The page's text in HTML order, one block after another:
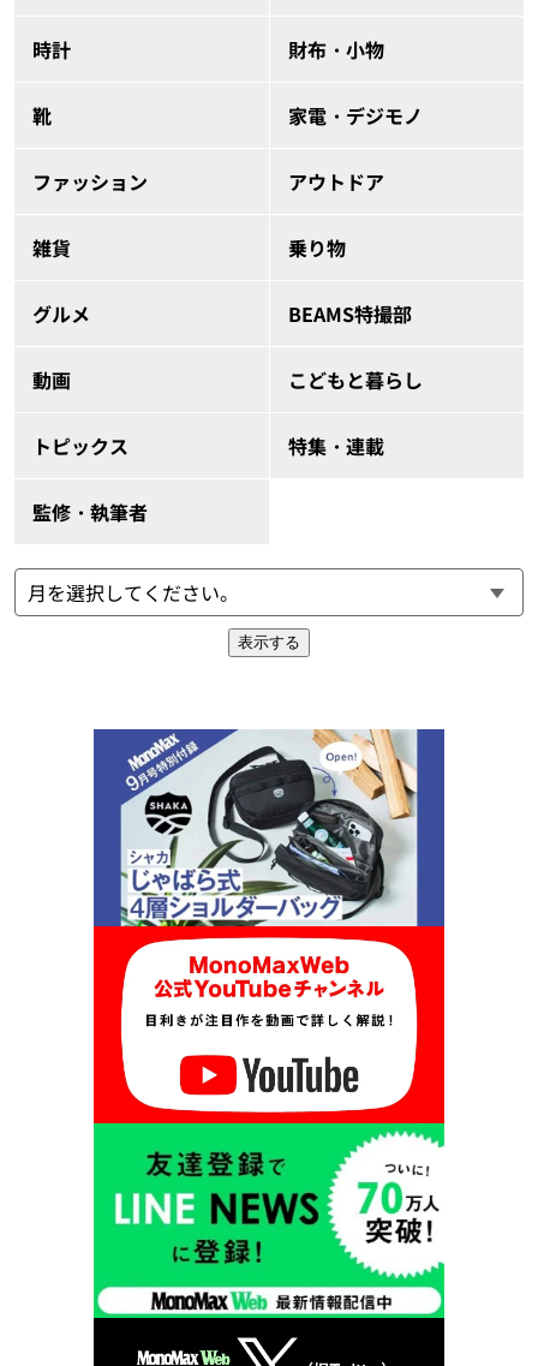
時計 財布・小物
靴 家電・デジモノ
ファッション アウトドア
雑貨 乗り物
グルメ BEAMS特撮部
動画 こどもと暮らし
トピックス 特集・連載
監修・執筆者
表示する